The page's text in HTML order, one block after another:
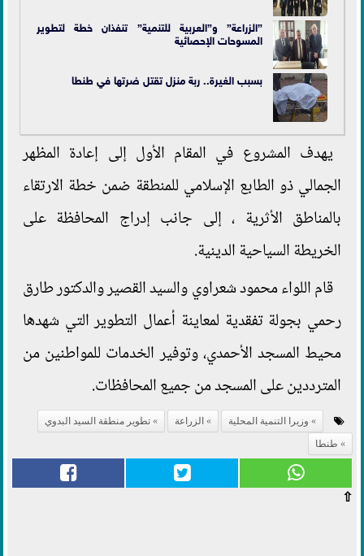
”الزراعة” و”العربية للتنمية” تنفذان خطة لتطوير
المسوحات الإحصائية
بسبب الغيرة.. ربة منزل تقتل ضرتها في طنطا
يهدف المشروع في المقام الأول إلى إعادة المظهر
الجمالي ذو الطابع الإسلامي للمنطقة ضمن خطة الارتقاء
بالمناطق الأثرية ، إلى جانب إدراج المحافظة على
الخريطة السياحية الدينية.
قام اللواء محمود شعراوي والسيد القصير والدكتور طارق
رحمي بجولة تفقدية لمعاينة أعمال التطوير التي شهدها
محيط المسجد الأحمدي، وتوفير الخدمات للمواطنين من
المترددين على المسجد من جميع المحافظات.
وزيرا التنمية المحلية الزراعة
تطوير منطقة السيد البدوي
طنطا
⇧